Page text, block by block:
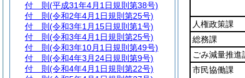
人権政策課
総務課
ごみ減量推進
市民協働課
付 則 (平成31年4月1日規則第38号)
付 則 (令和2年4月1日規則第25号)
付 則 (令和3年1月15日規則第1号)
付 則 (令和3年4月1日規則第25号)
付 則 (令和3年10月1日規則第49号)
付 則 (令和4年3月24日規則第9号)
付 則 (令和4年4月1日規則第22号)